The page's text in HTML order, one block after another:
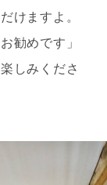
けますよ。
勧めです」
しみくださ